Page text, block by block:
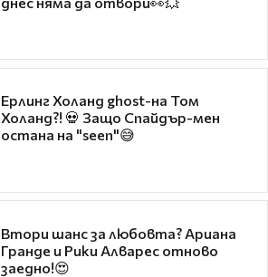
Ерлинг Холанд ghost-на Том
Холанд?! 💀 Защо Спайдър-мен
остана на "seen"😅
Втори шанс за любовта? Ариана
Гранде и Рики Алварес отново
заедно!😍